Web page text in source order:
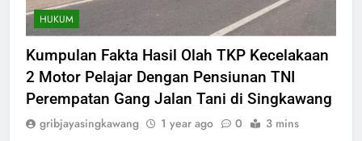
HUKUM
Kumpulan Fakta Hasil Olah TKP Kecelakaan
2 Motor Pelajar Dengan Pensiunan TNI
Perempatan Gang Jalan Tani di Singkawang
gribjayasingkawang 1 year ago 0 3 mins